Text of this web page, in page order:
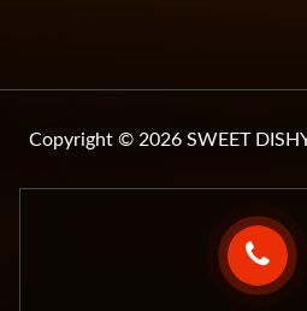
Copyright © 2026 SWEET